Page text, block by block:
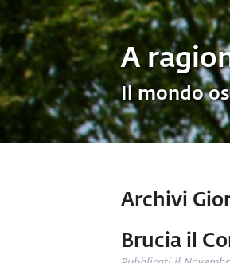
A
Il mondo
Archivi
Brucia il